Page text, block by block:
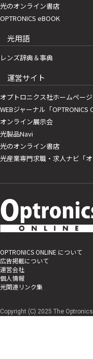
光のオンライン書店
OPTRONICS eBOOK
光用語
レンズ辞典＆事典
運営サイト
オプトロニクス社ホームページ
WEBジャーナル「OPTRONICS
オンライン展示会
光製品Navi
光のオンライン書店
光産業専門求職・求人ナビ「オ
OPTRONICS ONLINE について
広告掲載について
運営会社
個人情報
光関連リンク集
Copyright (C) 2025 The